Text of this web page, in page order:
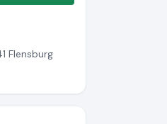
Flensburg